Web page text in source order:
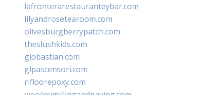
lafronterarestauranteybar.com
lilyandrosetearoom.com
olivesburgberrypatch.com
theslushkids.com
giobastian.com
glpascensori.com
rifloorepoxy.com